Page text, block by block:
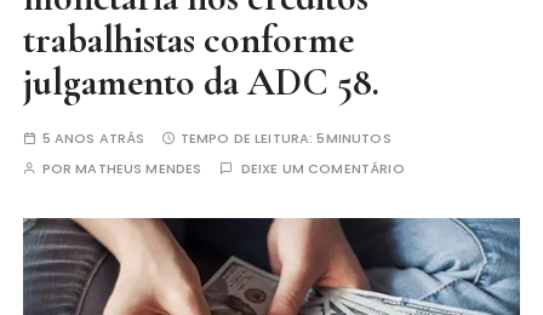
trabalhistas conforme
julgamento da ADC 58.
5 ANOS ATRÁS TEMPO DE LEITURA:5MINUTOS
PORMATHEUS MENDES DEIXE UM COMENTÁRIO